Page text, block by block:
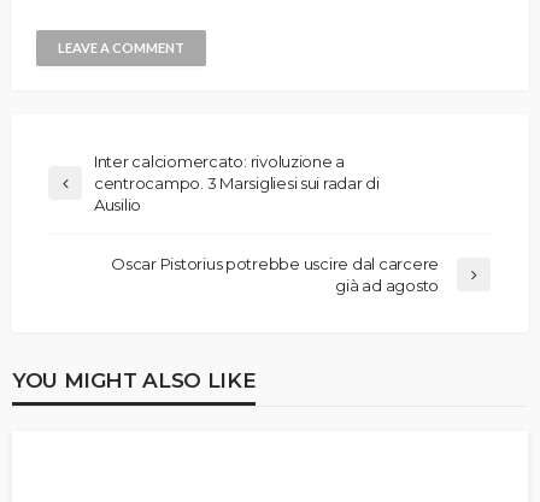
Inter calciomercato: rivoluzione a
centrocampo. 3 Marsigliesi sui radar di
Ausilio
Oscar Pistorius potrebbe uscire dal carcere
già ad agosto
YOU MIGHT ALSO LIKE